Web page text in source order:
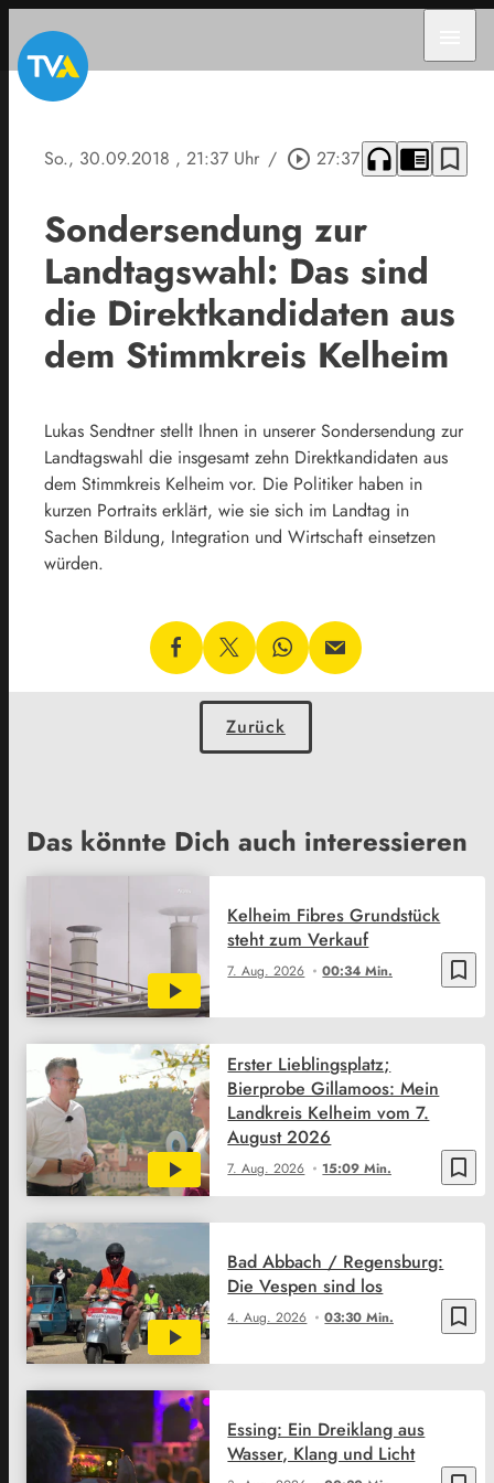
So., 30.09.2018 , 21:37 Uhr / play_circle_outline 27:37 headphones chrome_reader_mode bookmark_border
Sondersendung zur
Landtagswahl: Das sind
die Direktkandidaten aus
dem Stimmkreis Kelheim
Lukas Sendtner stellt Ihnen in unserer Sondersendung zur
Landtagswahl die insgesamt zehn Direktkandidaten aus
dem Stimmkreis Kelheim vor. Die Politiker haben in
kurzen Portraits erklärt, wie sie sich im Landtag in
Sachen Bildung, Integration und Wirtschaft einsetzen
würden.
Zurück
Das könnte Dich auch interessieren
bookmark_border
7. Aug. 2026 00:34 Min.
Kelheim Fibres Grundstück
steht zum Verkauf
bookmark_border
7. Aug. 2026 15:09 Min.
Erster Lieblingsplatz;
Bierprobe Gillamoos: Mein
Landkreis Kelheim vom 7.
August 2026
bookmark_border
4. Aug. 2026 03:30 Min.
Bad Abbach / Regensburg:
Die Vespen sind los
Essing: Ein Dreiklang aus
Wasser, Klang und Licht